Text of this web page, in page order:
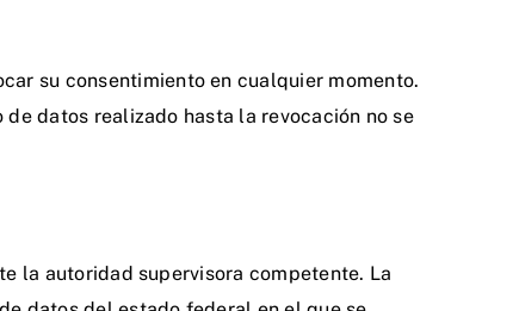
su consentimiento en cualquier momento.
datos realizado hasta la revocación no se
la autoridad supervisora competente. La